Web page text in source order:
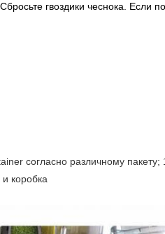
гвоздики чеснока.
согласно различному
коробка